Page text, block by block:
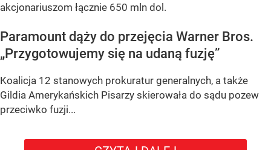
akcjonariuszom łącznie 650 mln dol.
Paramount dąży do przejęcia Warner Bros.
„Przygotowujemy się na udaną fuzję”
Koalicja 12 stanowych prokuratur generalnych, a także
Gildia Amerykańskich Pisarzy skierowała do sądu pozew
przeciwko fuzji...